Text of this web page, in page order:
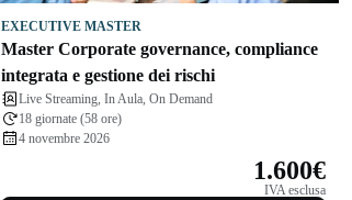
EXECUTIVE MASTER
Master Corporate governance, compliance
integrata e gestione dei rischi
Live Streaming, In Aula, On Demand
18 giornate (58 ore)
4 novembre 2026
1.600€
IVA esclusa